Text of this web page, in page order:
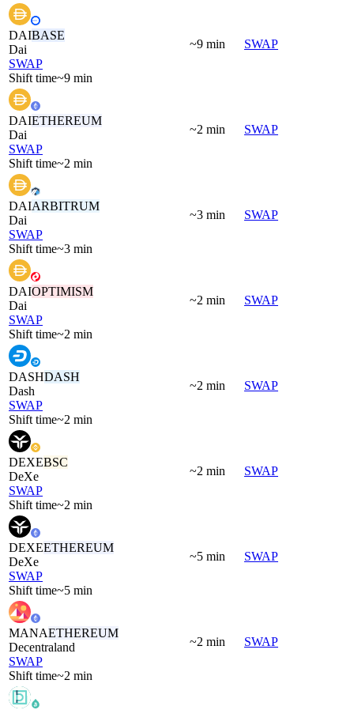
DAIBASE
Dai
SWAP
Shift time~9 min
~9 min SWAP
DAIETHEREUM
Dai
SWAP
Shift time~2 min
~2 min SWAP
DAIARBITRUM
Dai
SWAP
Shift time~3 min
~3 min SWAP
DAIOPTIMISM
Dai
SWAP
Shift time~2 min
~2 min SWAP
DASHDASH
Dash
SWAP
Shift time~2 min
~2 min SWAP
DEXEBSC
DeXe
SWAP
Shift time~2 min
~2 min SWAP
DEXEETHEREUM
DeXe
SWAP
Shift time~5 min
~5 min SWAP
MANAETHEREUM
Decentraland
SWAP
Shift time~2 min
~2 min SWAP